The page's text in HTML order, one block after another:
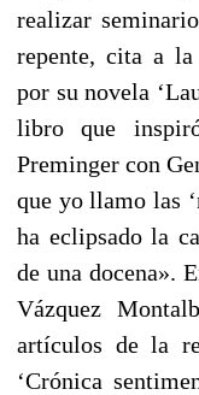
realizar
repente, cita a la
por su novela
libro que
Preminger con
que yo llamo las
ha eclipsado la
de una docena».
Vázquez
artículos de la
‘Crónica